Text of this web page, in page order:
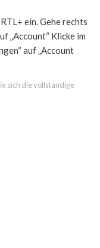
ein. Gehe rechts
„Account“ Klicke im
auf „Account
sich die vollständige